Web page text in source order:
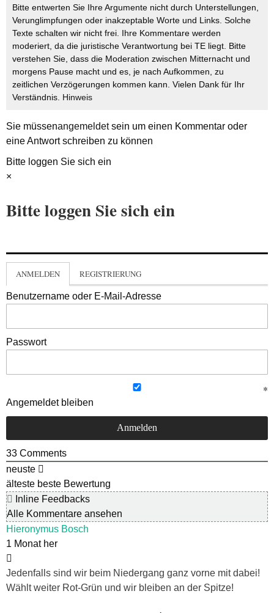
Bitte entwerten Sie Ihre Argumente nicht durch Unterstellungen,
Verunglimpfungen oder inakzeptable Worte und Links. Solche
Texte schalten wir nicht frei. Ihre Kommentare werden
moderiert, da die juristische Verantwortung bei TE liegt. Bitte
verstehen Sie, dass die Moderation zwischen Mitternacht und
morgens Pause macht und es, je nach Aufkommen, zu
zeitlichen Verzögerungen kommen kann. Vielen Dank für Ihr
Verständnis. Hinweis
Sie müssenangemeldetsein um einen Kommentar oder
eine Antwort schreiben zu können
Bitte loggen Sie sich ein
×
Bitte loggen Sie sich ein
ANMELDEN REGISTRIERUNG
Benutzername oder E-Mail-Adresse
Passwort
Angemeldet bleiben
33 Comments
neuste
älteste beste Bewertung
Inline Feedbacks
Alle Kommentare ansehen
Hieronymus Bosch
1 Monat her
Jedenfalls sind wir beim Niedergang ganz vorne mit dabei!
Wählt weiter Rot-Grün und wir bleiben an der Spitze!